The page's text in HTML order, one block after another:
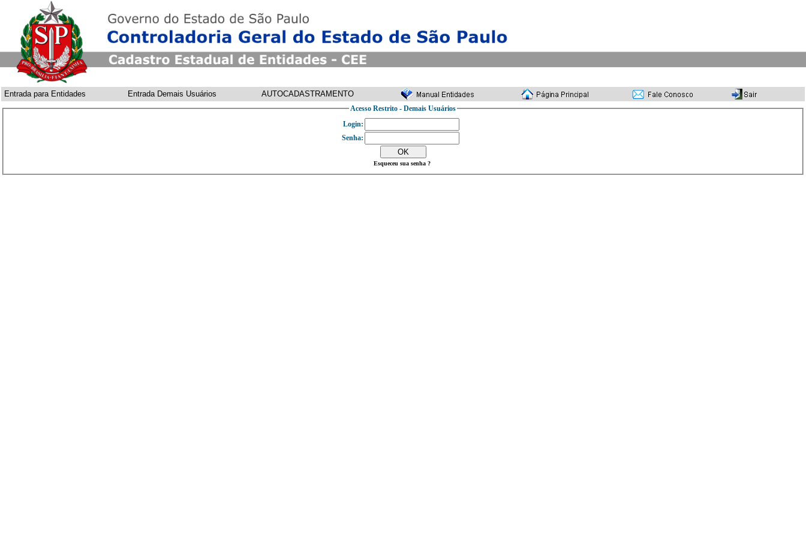
Entrada para Entidades Entrada Demais Usuários AUTOCADASTRAMENTO
Acesso Restrito - Demais Usuários
Login:
Senha:
Esqueceu sua senha ?